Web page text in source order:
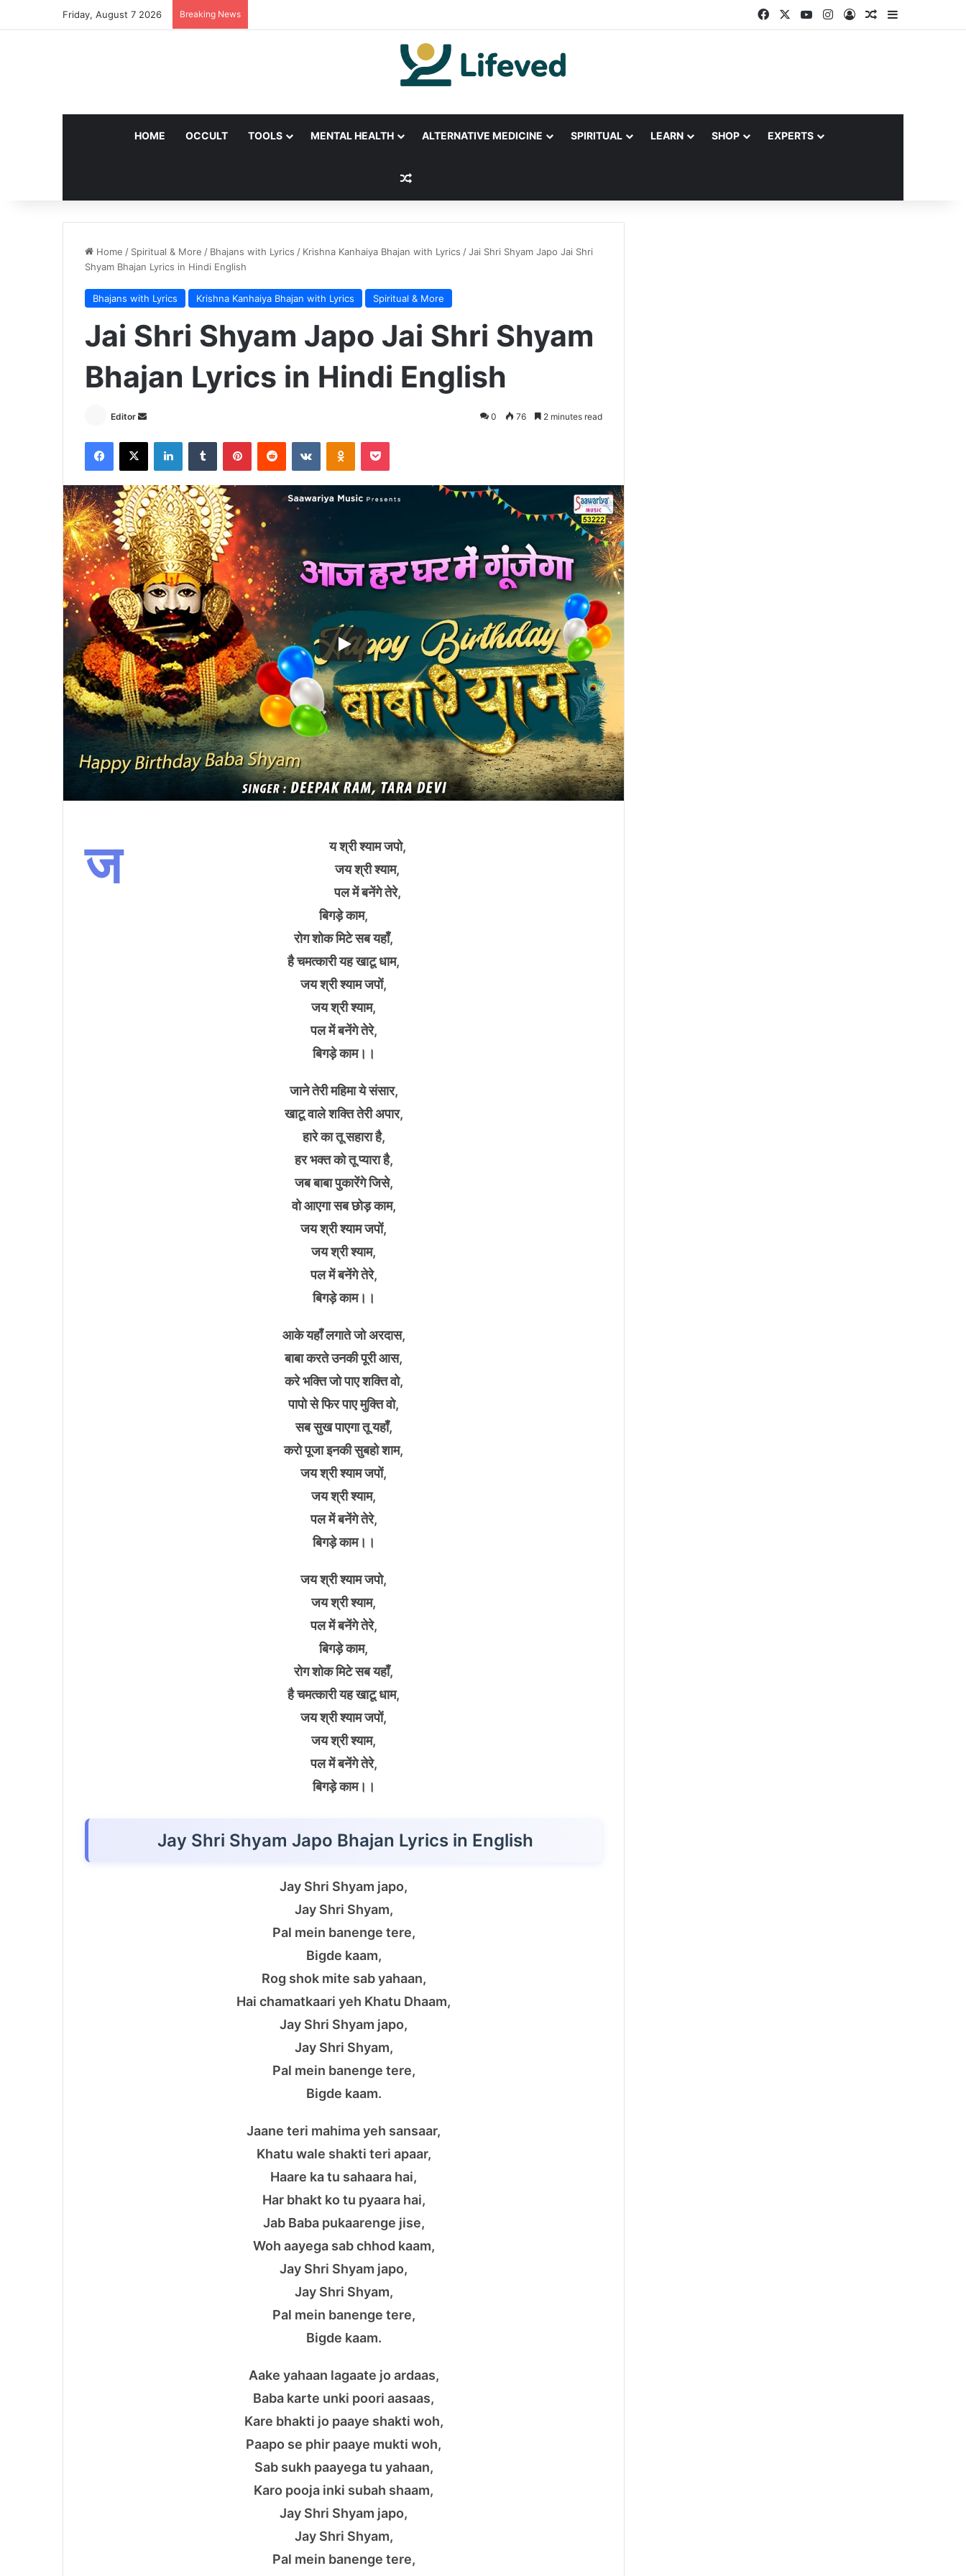
Friday, August 7 2026 Breaking News FacebookYouTubeInstagram
Log InRandom Article
Sidebar
HOME OCCULT TOOLS MENTAL HEALTH ALTERNATIVE MEDICINE SPIRITUAL LEARN SHOP EXPERTS
Random Article
Home / Spiritual & More / Bhajans with Lyrics / Krishna Kanhaiya Bhajan with Lyrics /Jai Shri Shyam Japo Jai Shri
Shyam Bhajan Lyrics in Hindi English
Bhajans with Lyrics Krishna Kanhaiya Bhajan with Lyrics Spiritual & More
Jai Shri Shyam Japo Jai Shri Shyam
Bhajan Lyrics in Hindi English
Editor
Send
email
0 76 2 minutes read
Facebook
X LinkedInTumblr PinterestReddit VKontakteOdnoklassniki
Pocket
ज
य श्री श्याम जपो,
जय श्री श्याम,
पल में बनेंगे तेरे,
बिगड़े काम,
रोग शोक मिटे सब यहाँ,
है चमत्कारी यह खाटू धाम,
जय श्री श्याम जपों,
जय श्री श्याम,
पल में बनेंगे तेरे,
बिगड़े काम।।
जाने तेरी महिमा ये संसार,
खाटू वाले शक्ति तेरी अपार,
हारे का तू सहारा है,
हर भक्त को तू प्यारा है,
जब बाबा पुकारेंगे जिसे,
वो आएगा सब छोड़ काम,
जय श्री श्याम जपों,
जय श्री श्याम,
पल में बनेंगे तेरे,
बिगड़े काम।।
आके यहाँ लगाते जो अरदास,
बाबा करते उनकी पूरी आस,
करे भक्ति जो पाए शक्ति वो,
पापो से फिर पाए मुक्ति वो,
सब सुख पाएगा तू यहाँ,
करो पूजा इनकी सुबहो शाम,
जय श्री श्याम जपों,
जय श्री श्याम,
पल में बनेंगे तेरे,
बिगड़े काम।।
जय श्री श्याम जपो,
जय श्री श्याम,
पल में बनेंगे तेरे,
बिगड़े काम,
रोग शोक मिटे सब यहाँ,
है चमत्कारी यह खाटू धाम,
जय श्री श्याम जपों,
जय श्री श्याम,
पल में बनेंगे तेरे,
बिगड़े काम।।
Jay Shri Shyam Japo Bhajan Lyrics in English
Jay Shri Shyam japo,
Jay Shri Shyam,
Pal mein banenge tere,
Bigde kaam,
Rog shok mite sab yahaan,
Hai chamatkaari yeh Khatu Dhaam,
Jay Shri Shyam japo,
Jay Shri Shyam,
Pal mein banenge tere,
Bigde kaam.
Jaane teri mahima yeh sansaar,
Khatu wale shakti teri apaar,
Haare ka tu sahaara hai,
Har bhakt ko tu pyaara hai,
Jab Baba pukaarenge jise,
Woh aayega sab chhod kaam,
Jay Shri Shyam japo,
Jay Shri Shyam,
Pal mein banenge tere,
Bigde kaam.
Aake yahaan lagaate jo ardaas,
Baba karte unki poori aasaas,
Kare bhakti jo paaye shakti woh,
Paapo se phir paaye mukti woh,
Sab sukh paayega tu yahaan,
Karo pooja inki subah shaam,
Jay Shri Shyam japo,
Jay Shri Shyam,
Pal mein banenge tere,